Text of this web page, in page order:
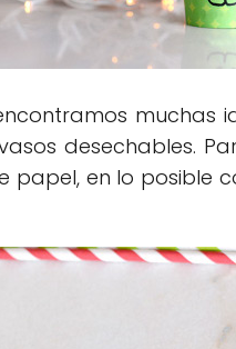
muchas
desechables.
papel, en lo